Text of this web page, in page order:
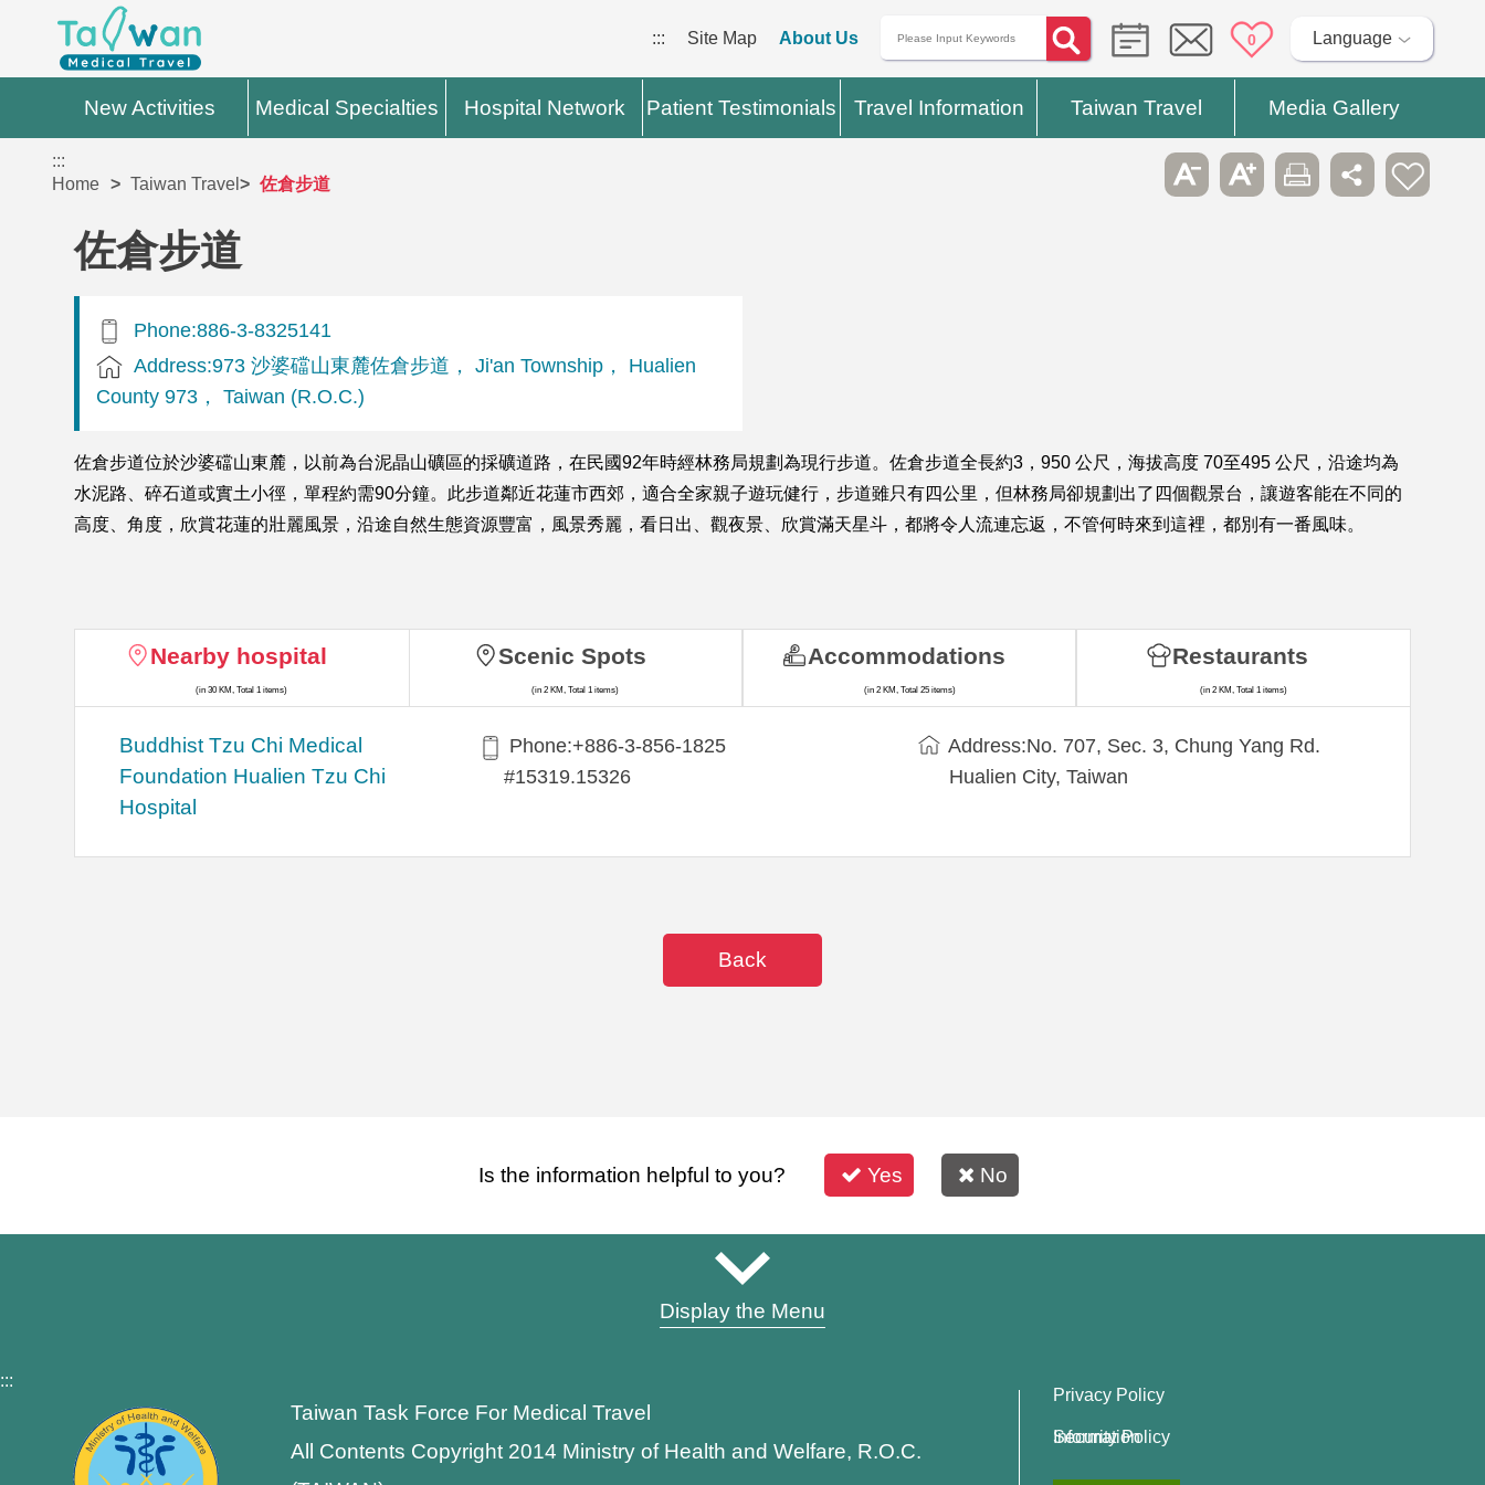
::: Site Map About Us 0 Language
New Activities Medical Specialties Hospital Network Patient Testimonials Travel Information Taiwan Travel Media Gallery
:::
Home
Taiwan Travel 佐倉步道
佐倉步道
Phone:886-3-8325141
Address:973 沙婆礑山東麓佐倉步道， Ji'an Township， Hualien
County 973， Taiwan (R.O.C.)
佐倉步道位於沙婆礑山東麓，以前為台泥晶山礦區的採礦道路，在民國92年時經林務局規劃為現行步道。佐倉步道全長約3，950 公尺，海拔高度 70至495 公尺，沿途均為
水泥路、碎石道或實土小徑，單程約需90分鐘。此步道鄰近花蓮市西郊，適合全家親子遊玩健行，步道雖只有四公里，但林務局卻規劃出了四個觀景台，讓遊客能在不同的
高度、角度，欣賞花蓮的壯麗風景，沿途自然生態資源豐富，風景秀麗，看日出、觀夜景、欣賞滿天星斗，都將令人流連忘返，不管何時來到這裡，都別有一番風味。
Nearby hospital
(in 30 KM, Total 1 items)
Buddhist Tzu Chi Medical
Foundation Hualien Tzu Chi
Hospital
Phone:+886-3-856-1825
#15319.15326
Address:No. 707, Sec. 3, Chung Yang Rd.
Hualien City, Taiwan
Scenic Spots
(in 2 KM, Total 1 items)
Accommodations
(in 2 KM, Total 25 items)
Restaurants
(in 2 KM, Total 1 items)
Back
Is the information helpful to you? Yes No
Display the Menu
:::
Taiwan Task Force For Medical Travel
All Contents Copyright 2014 Ministry of Health and Welfare, R.O.C.
Privacy Policy
Information Security Policy